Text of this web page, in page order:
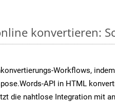
konvertieren:
Workflows,
API in HTML
die nahtlose Integration mit